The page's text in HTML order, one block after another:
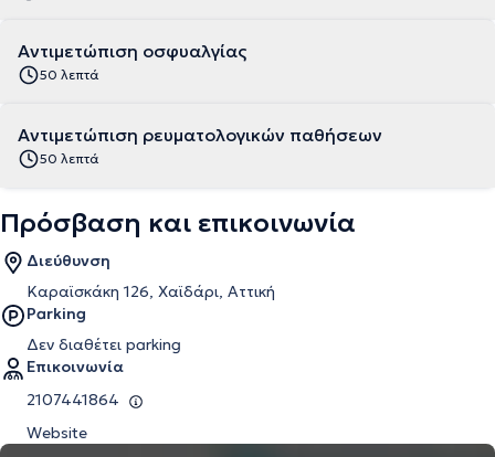
Αντιμετώπιση οσφυαλγίας
50 λεπτά
Αντιμετώπιση ρευματολογικών παθήσεων
50 λεπτά
Πρόσβαση και επικοινωνία
Διεύθυνση
Καραϊσκάκη 126, Χαϊδάρι, Αττική
Parking
Δεν διαθέτει parking
Επικοινωνία
2107441864
Website